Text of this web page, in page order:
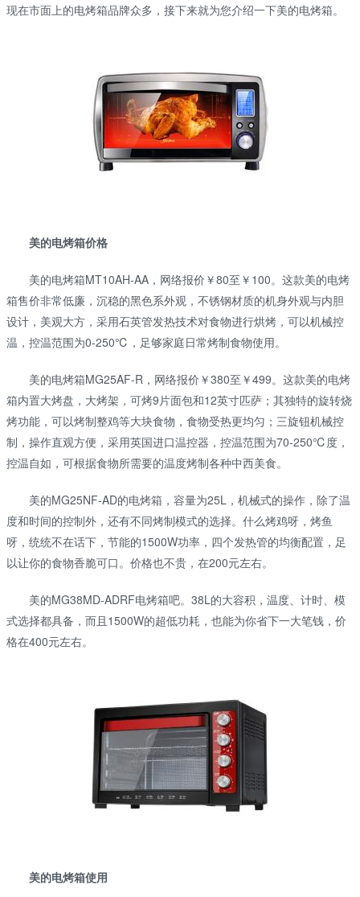
现在市面上的电烤箱品牌众多，接下来就为您介绍一下美的电烤箱。
美的电烤箱价格
美的电烤箱MT10AH-AA，网络报价￥80至￥100。这款美的电烤
箱售价非常低廉，沉稳的黑色系外观，不锈钢材质的机身外观与内胆
设计，美观大方，采用石英管发热技术对食物进行烘烤，可以机械控
温，控温范围为0-250℃，足够家庭日常烤制食物使用。
美的电烤箱MG25AF-R，网络报价￥380至￥499。这款美的电烤
箱内置大烤盘，大烤架，可烤9片面包和12英寸匹萨；其独特的旋转烧
烤功能，可以烤制整鸡等大块食物，食物受热更均匀；三旋钮机械控
制，操作直观方便，采用英国进口温控器，控温范围为70-250℃度，
控温自如，可根据食物所需要的温度烤制各种中西美食。
美的MG25NF-AD的电烤箱，容量为25L，机械式的操作，除了温
度和时间的控制外，还有不同烤制模式的选择。什么烤鸡呀，烤鱼
呀，统统不在话下，节能的1500W功率，四个发热管的均衡配置，足
以让你的食物香脆可口。价格也不贵，在200元左右。
美的MG38MD-ADRF电烤箱吧。38L的大容积，温度、计时、模
式选择都具备，而且1500W的超低功耗，也能为你省下一大笔钱，价
格在400元左右。
美的电烤箱使用